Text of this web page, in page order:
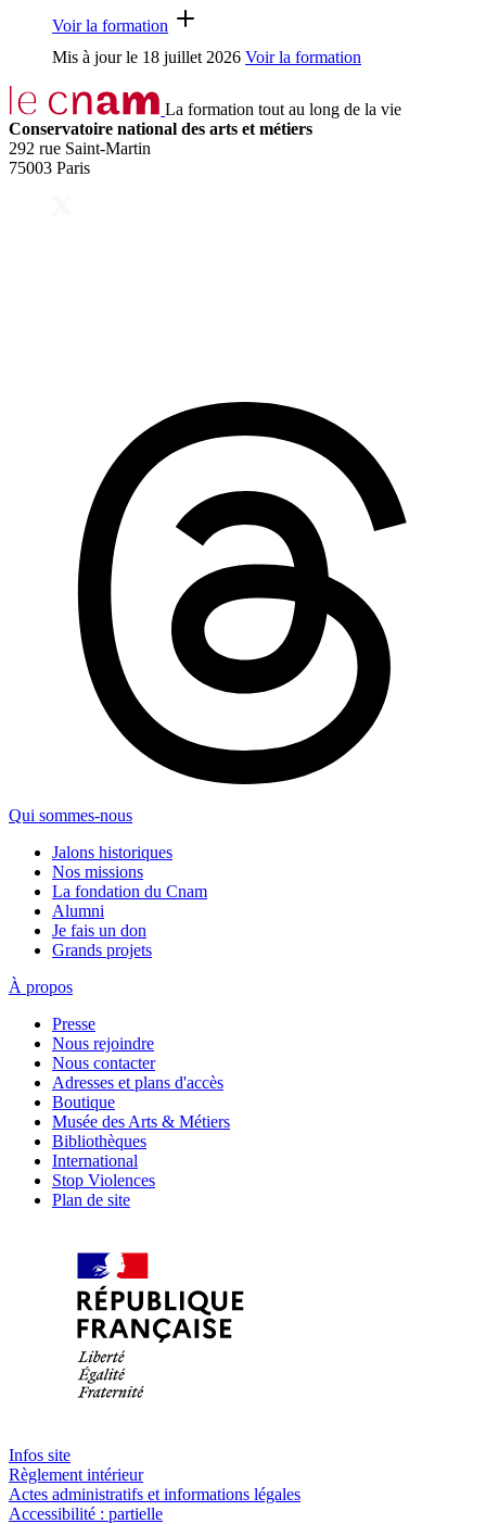
Voir la formation
Mis à jour le 18 juillet 2026 Voir la formation
La formation tout au long de la vie
Conservatoire national des arts et métiers
292 rue Saint-Martin
75003 Paris
Qui sommes-nous
Jalons historiques
Nos missions
La fondation du Cnam
Alumni
Je fais un don
Grands projets
À propos
Presse
Nous rejoindre
Nous contacter
Adresses et plans d'accès
Boutique
Musée des Arts & Métiers
Bibliothèques
International
Stop Violences
Plan de site
Infos site
Règlement intérieur
Actes administratifs et informations légales
Accessibilité : partielle